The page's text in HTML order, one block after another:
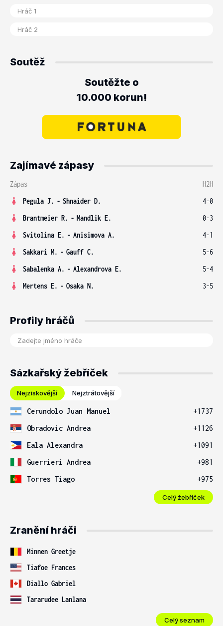
Soutěž
Soutěžte o
10.000 korun!
Zajímavé zápasy
Zápas
H2H
Pegula J. - Shnaider D.
4-0
Brantmeier R. - Mandlik E.
0-3
Svitolina E. - Anisimova A.
4-1
Sakkari M. - Gauff C.
5-6
Sabalenka A. - Alexandrova E.
5-4
Mertens E. - Osaka N. 3-5
Profily hráčů
Sázkařský žebříček
Nejziskovější Nejztrátovější
Cerundolo Juan Manuel
+1737
Obradovic Andrea
+1126
Eala Alexandra
+1091
Guerrieri Andrea
+981
Torres Tiago
+975
Celý žebříček
Zranění hráči
Minnen Greetje
Tiafoe Frances
Diallo Gabriel
Tararudee Lanlana
Celý seznam